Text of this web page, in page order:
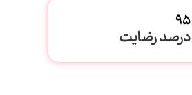
95
درصد رضایت